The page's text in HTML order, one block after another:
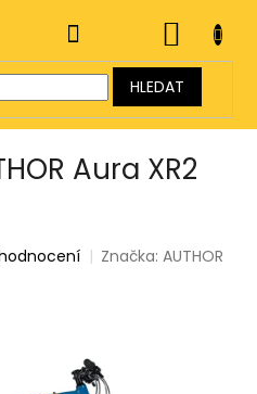
HLEDAT
KOŠÍK
Aura XR2
Značka:AUTHOR